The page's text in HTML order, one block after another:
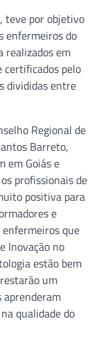
teve por objetivo
enfermeiros do
realizados em
certificados pelo
divididas entre
Regional de
Barreto,
em Goiás e
profissionais de
positiva para
e
enfermeiros que
Inovação no
estão bem
um
aprenderam
qualidade do